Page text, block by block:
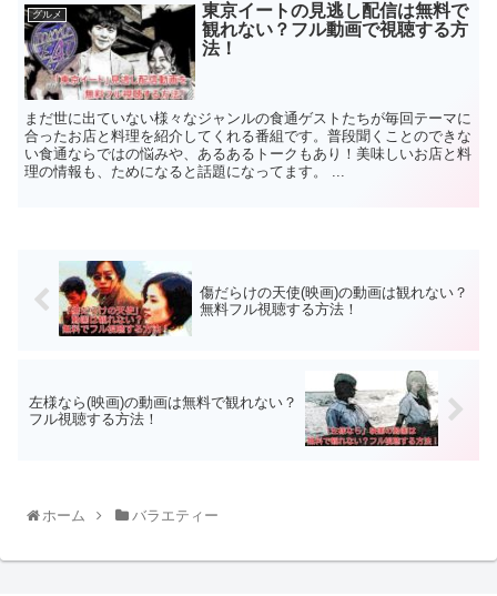
グルメ
東京イートの見逃し配信は無料で
観れない？フル動画で視聴する方
法！
まだ世に出ていない様々なジャンルの食通ゲストたちが毎回テーマに
合ったお店と料理を紹介してくれる番組です。普段聞くことのできな
い食通ならではの悩みや、あるあるトークもあり！美味しいお店と料
理の情報も、ためになると話題になってます。 ...
傷だらけの天使(映画)の動画は観れない？
無料フル視聴する方法！
左様なら(映画)の動画は無料で観れない？
フル視聴する方法！
ホーム バラエティー